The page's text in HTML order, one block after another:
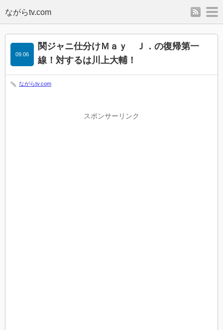
rss
関ジャニ仕分けＭａｙ Ｊ．の復帰第一
線！対するは川上大輔！
09.06
ながらtv.com
スポンサーリンク